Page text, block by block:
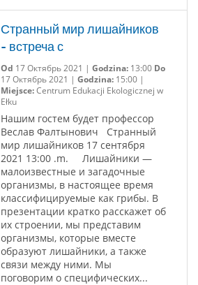
Странный мир лишайников
- встреча с
Od 17 Октябрь 2021 | Godzina:13:00 Do
17 Октябрь 2021 | Godzina:15:00 |
Miejsce:Centrum Edukacji Ekologicznej w
Ełku
Нашим гостем будет профессор
Веслав Фалтынович Странный
мир лишайников 17 сентября
2021 13:00 .m. Лишайники —
малоизвестные и загадочные
организмы, в настоящее время
классифицируемые как грибы. В
презентации кратко расскажет об
их строении, мы представим
организмы, которые вместе
образуют лишайники, а также
связи между ними. Мы
поговорим о специфических...